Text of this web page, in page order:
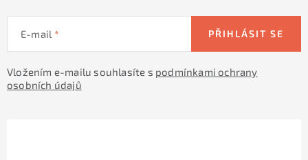
E-mail
Vložením e-mailu souhlasíte s podmínkami ochrany
osobních údajů
PŘIHLÁSIT SE